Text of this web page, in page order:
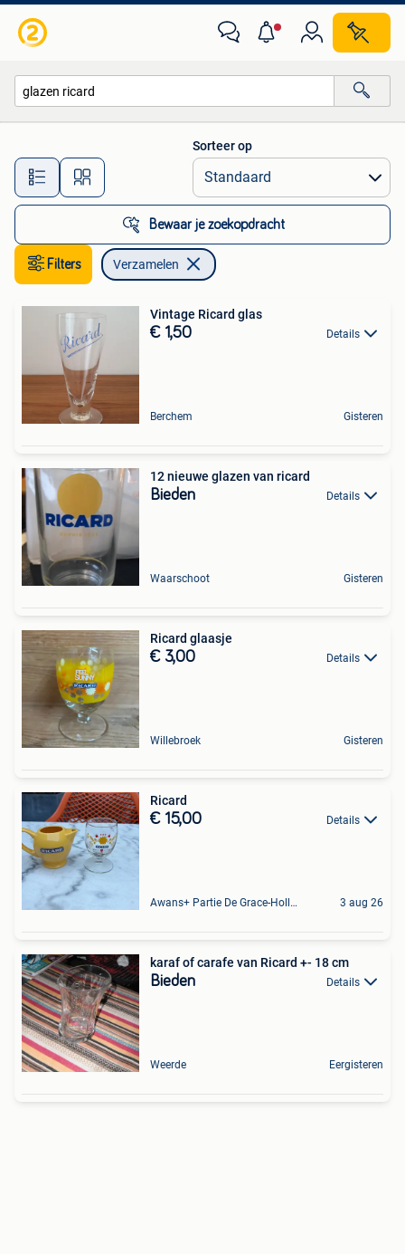
Alle afstanden…
Sorteer op
Bewaar je zoekopdracht
Filters Verzamelen
Vintage Ricard glas
€ 1,50 Details
Berchem Gisteren
12 nieuwe glazen van ricard
Bieden Details
Waarschoot Gisteren
Ricard glaasje
€ 3,00 Details
Willebroek Gisteren
Ricard
€ 15,00 Details
Awans+ Partie De Grace-Hollogne 3 aug 26
karaf of carafe van Ricard +- 18 cm
Bieden Details
Weerde Eergisteren